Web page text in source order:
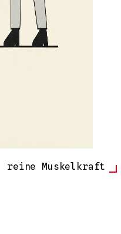
reine Muskelkraft